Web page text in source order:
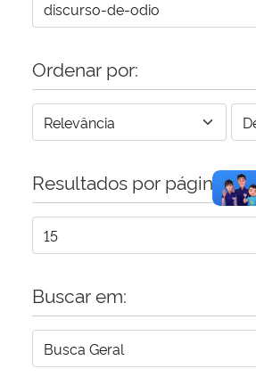
Secretaria de Governo
Advocacia-Geral da União
Ordenar por:
Resultados por página:
Buscar em: